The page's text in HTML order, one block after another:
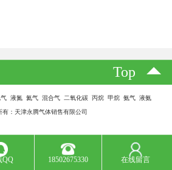
Top
气 液氮 氦气 混合气 二氧化碳 丙烷 甲烷 氨气 液氨
有：天津永腾气体销售有限公司
QQ 18502675330 在线留言